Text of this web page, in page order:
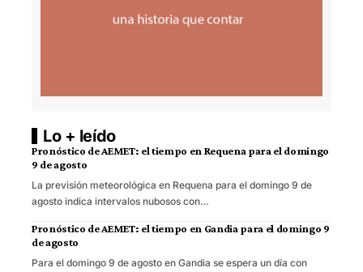
Lo + leído
Pronóstico de AEMET: el tiempo en Requena para el domingo
9 de agosto
La previsión meteorológica en Requena para el domingo 9 de
agosto indica intervalos nubosos con…
Pronóstico de AEMET: el tiempo en Gandia para el domingo 9
de agosto
Para el domingo 9 de agosto en Gandia se espera un día con